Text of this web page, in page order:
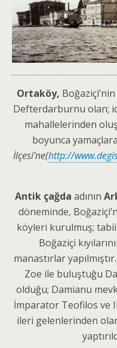
Ortaköy,
Defterdarburnu olan;
mahallelerinden
boyunca
İlçesi’ne(http://
Antik çağda adının
döneminde,
köyleri kurulmuş;
Boğaziçi
manastırlar
Zoe ile buluştuğu
olduğu; Damianu
İmparator Teofilos ve
ileri gelenlerinden